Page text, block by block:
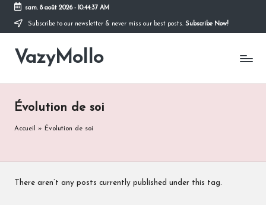
Skip
content
sam. 8 août 2026- 10:44:38 AM
Subscribe to our newsletter & never miss our best posts. Subscribe Now!
VazyMollo
Pensez
Prenez
temps
Évolution de soi
Accueil » Évolution de soi
There aren’t any posts currently published under this tag.